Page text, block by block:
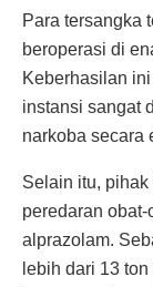
Para tersangka
beroperasi di
Keberhasilan
instansi sangat
narkoba secara
Selain itu,
peredaran
alprazolam.
lebih dari 13